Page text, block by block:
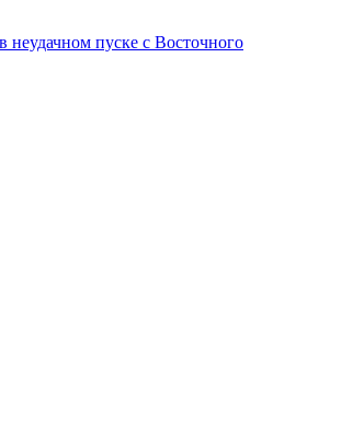
неудачном пуске с Восточного